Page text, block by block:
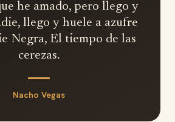
he amado, pero llego y
llego y huele a azufre
Negra, El tiempo de las
cerezas.
Nacho Vegas